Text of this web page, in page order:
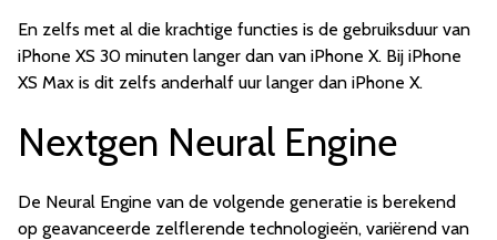
En zelfs met al die krachtige functies is de gebruiksduur van
iPhone XS 30 minuten langer dan van iPhone X. Bij iPhone
XS Max is dit zelfs anderhalf uur langer dan iPhone X.
Nextgen Neural Engine
De Neural Engine van de volgende generatie is berekend
op geavanceerde zelflerende technologieën, variërend van